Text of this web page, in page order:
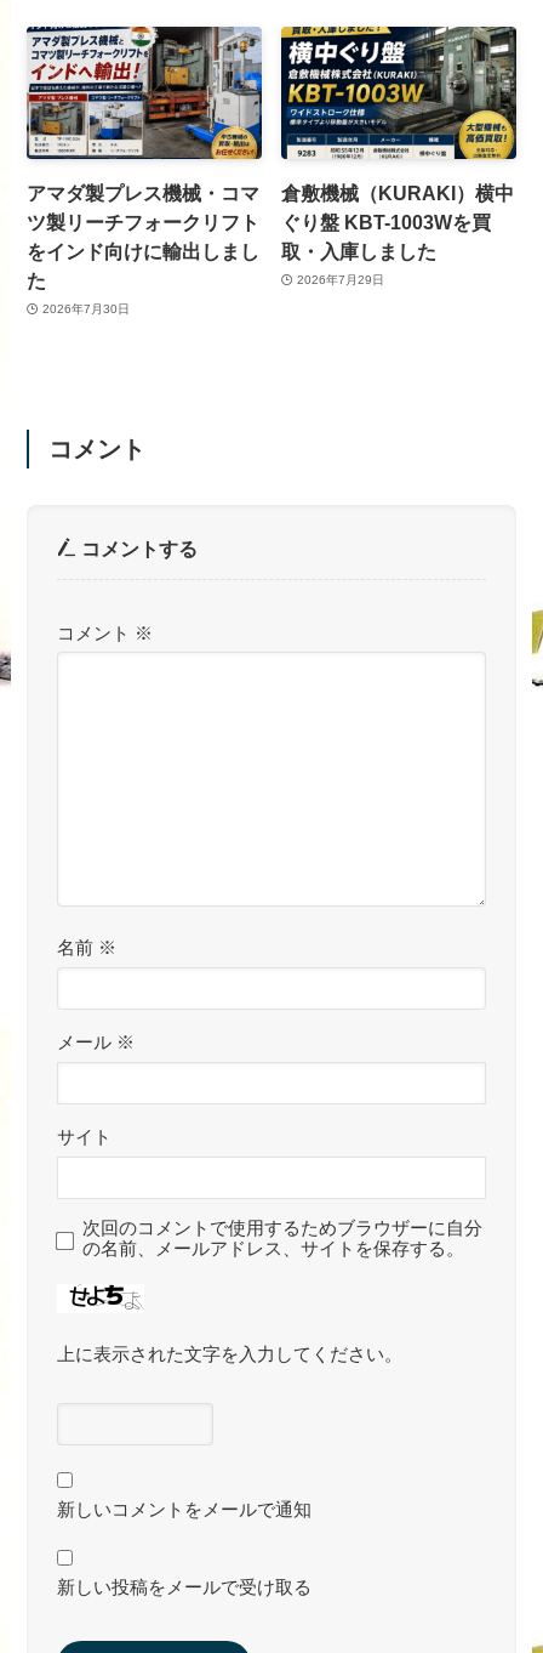
アマダ製プレス機械・コマ
ツ製リーチフォークリフト
をインド向けに輸出しまし
た
2026年7月30日
倉敷機械（KURAKI）横中
ぐり盤 KBT-1003Wを買
取・入庫しました
2026年7月29日
コメント
コメントする
コメント ※
名前 ※
メール ※
サイト
次回のコメントで使用するためブラウザーに自分
の名前、メールアドレス、サイトを保存する。
上に表示された文字を入力してください。
新しいコメントをメールで通知
新しい投稿をメールで受け取る